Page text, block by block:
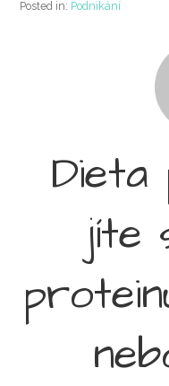
Posted in: Podnikání
jíte